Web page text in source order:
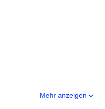
Mehr anzeigen